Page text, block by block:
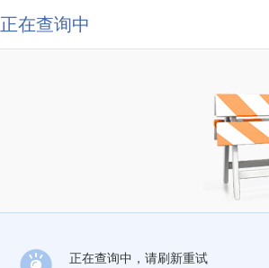
正在查询中
正在查询中，请刷新重试